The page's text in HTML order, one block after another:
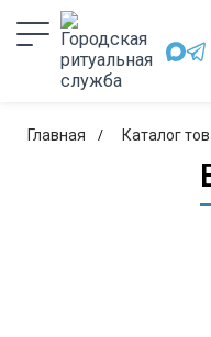
Главная Каталог